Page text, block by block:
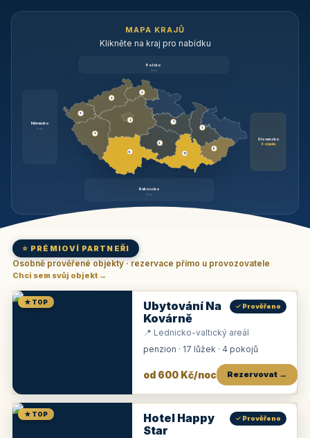
MAPA KRAJŮ
Klikněte na kraj pro nabídku
Polsko
brzy
Německo
brzy
Slovensko
6 objektů
Rakousko
brzy
3
9
3
3
3
3
1
2
11
1
6
⭐ PRÉMIOVÍ PARTNEŘI
Osobně prověřené objekty · rezervace přímo u provozovatele
Chci sem svůj objekt →
★ TOP
Ubytování Na
Kovárně
✓ Prověřeno
📍 Lednicko-valtický areál
penzion · 17 lůžek · 4 pokojů
od 600 Kč/noc Rezervovat →
★ TOP
Hotel Happy
Star
✓ Prověřeno